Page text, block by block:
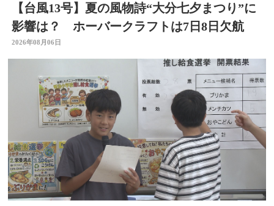
【台風13号】夏の風物詩“大分七夕まつり”に
影響は？ ホーバークラフトは7日8日欠航
2026年08月06日